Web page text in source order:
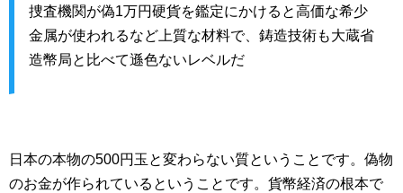
捜査機関が偽1万円硬貨を鑑定にかけると高価な希少
金属が使われるなど上質な材料で、鋳造技術も大蔵省
造幣局と比べて遜色ないレベルだ
日本の本物の500円玉と変わらない質ということです。偽物
のお金が作られているということです。貨幣経済の根本で